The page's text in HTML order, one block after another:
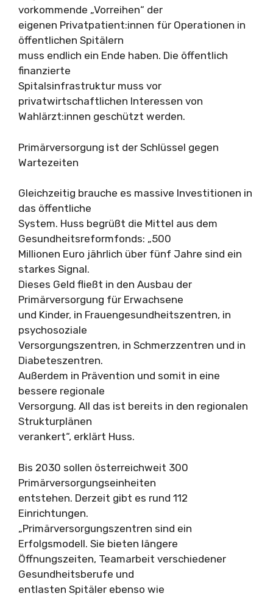
vorkommende „Vorreihen“ der
eigenen Privatpatient:innen für Operationen in
öffentlichen Spitälern
muss endlich ein Ende haben. Die öffentlich
finanzierte
Spitalsinfrastruktur muss vor
privatwirtschaftlichen Interessen von
Wahlärzt:innen geschützt werden.
Primärversorgung ist der Schlüssel gegen
Wartezeiten
Gleichzeitig brauche es massive Investitionen in
das öffentliche
System. Huss begrüßt die Mittel aus dem
Gesundheitsreformfonds: „500
Millionen Euro jährlich über fünf Jahre sind ein
starkes Signal.
Dieses Geld fließt in den Ausbau der
Primärversorgung für Erwachsene
und Kinder, in Frauengesundheitszentren, in
psychosoziale
Versorgungszentren, in Schmerzzentren und in
Diabeteszentren.
Außerdem in Prävention und somit in eine
bessere regionale
Versorgung. All das ist bereits in den regionalen
Strukturplänen
verankert“, erklärt Huss.
Bis 2030 sollen österreichweit 300
Primärversorgungseinheiten
entstehen. Derzeit gibt es rund 112
Einrichtungen.
„Primärversorgungszentren sind ein
Erfolgsmodell. Sie bieten längere
Öffnungszeiten, Teamarbeit verschiedener
Gesundheitsberufe und
entlasten Spitäler ebenso wie